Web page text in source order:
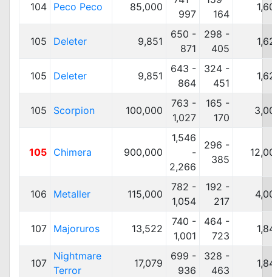
104 Peco Peco 85,000
997
164
105 Deleter 9,851
650 -
871
298 -
405
105 Deleter 9,851
643 -
864
324 -
451
105 Scorpion 100,000
763 -
1,027
165 -
170
105 Chimera 900,000
1,546
-
2,266
296 -
385
106 Metaller 115,000
782 -
1,054
192 -
217
107 Majoruros 13,522
740 -
1,001
464 -
723
107
Nightmare
Terror
17,079
699 -
936
328 -
463